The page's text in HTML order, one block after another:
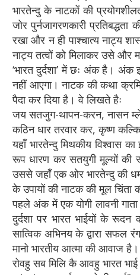
भारतेन्दु के नाटकों की
जोर पुर्नजागरणकारी
रखा और न ही पाश्चात्य नाट्य
नाट्य तत्वों को मिलाकर उसे और
‘भारत दुर्दशा’ में छः अंक है।
नहीं आएगा। नाटक की कथा
पैदा कर दिया है। वे लिखते हैः
जय सतजुग-थापन-करन, नासन
कठिन धार तरवार कर, कृष्ण
यहाँ भारतेन्दु मिथकीय विश्वास
रूप धारण कर सतयुगी मूल्यों की
उससे जहाँ एक ओर भारतेन्दु की
के उपायों की नाटक की मूल चिंता
पहले अंक में एक योगी लावनी
दुर्दशा पर भारत भाईयों के
सात्विक अभिनय के द्वारा सफल
मानो भारतीय आत्मा की आवाज
रोवहु सब मिलि कै आवहु भारत भाई